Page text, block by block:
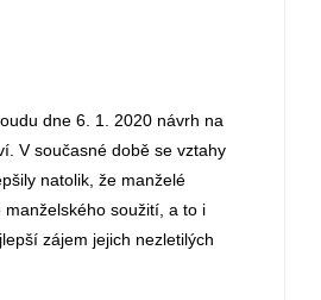
dne 6. 1. 2020 návrh na
V současné době se vztahy
natolik, že manželé
soužití, a to i
zájem jejich nezletilých